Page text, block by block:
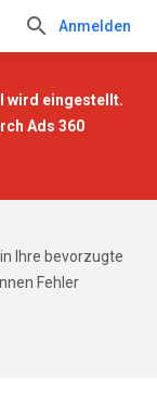
Anmelden
wird eingestellt.
Ads 360
Ihre bevorzugte
Fehler